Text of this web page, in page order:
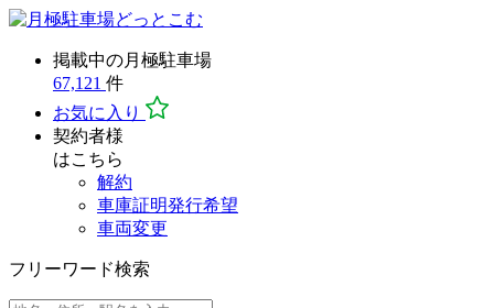
掲載中の月極駐車場
67,121 件
お気に入り
契約者様
はこちら
解約
車庫証明発行希望
車両変更
フリーワード検索